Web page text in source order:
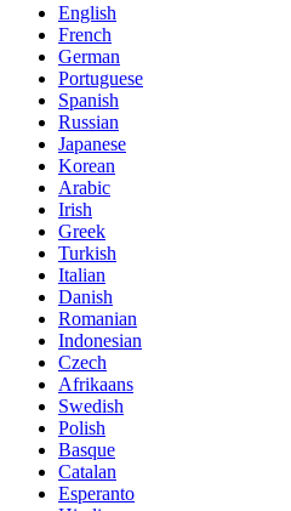
English
French
German
Portuguese
Spanish
Russian
Japanese
Korean
Arabic
Irish
Greek
Turkish
Italian
Danish
Romanian
Indonesian
Czech
Afrikaans
Swedish
Polish
Basque
Catalan
Esperanto